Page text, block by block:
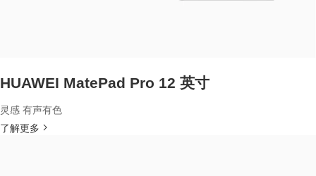
HUAWEI MatePad Pro 12 英寸
灵感 有声有色
了解更多